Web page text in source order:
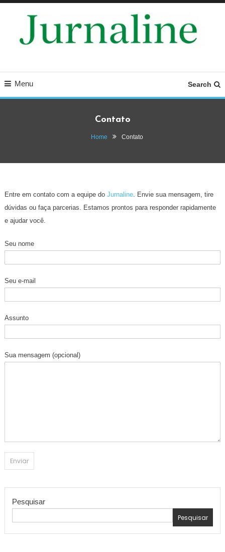
Finanças e Tecnologia
Atualizadas
Menu Search
Contato
Home Contato
Entre em contato com a equipe do Jurnaline. Envie sua mensagem, tire
dúvidas ou faça parcerias. Estamos prontos para responder rapidamente
e ajudar você.
Seu nome
Seu e-mail
Assunto
Sua mensagem (opcional)
Pesquisar
Pesquisar